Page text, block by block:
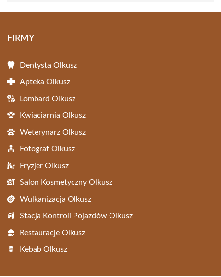
FIRMY
Dentysta Olkusz
Apteka Olkusz
Lombard Olkusz
Kwiaciarnia Olkusz
Weterynarz Olkusz
Fotograf Olkusz
Fryzjer Olkusz
Salon Kosmetyczny Olkusz
Wulkanizacja Olkusz
Stacja Kontroli Pojazdów Olkusz
Restauracje Olkusz
Kebab Olkusz